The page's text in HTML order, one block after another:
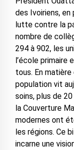
des Ivoiriens, en
lutte contre la
nombre de
294 à 902, les
l’école
tous. En
population vit
soins, plus de
la Couverture
modernes ont
les régions. Ce
incarne une